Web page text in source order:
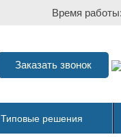
Время
Заказать звонок
Типовые решения